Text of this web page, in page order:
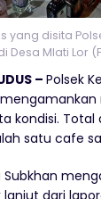
yang disita
Desa Mlati Lor
– Polsek
kondisi. Total
satu cafe
Subkhan
dari